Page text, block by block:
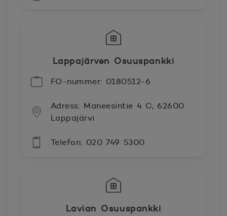
Lappajärven Osuuspankki
FO-nummer: 0180512-6
Adress: Maneesintie 4 C, 62600
Lappajärvi
Telefon: 020 749 5300
Lavian Osuuspankki